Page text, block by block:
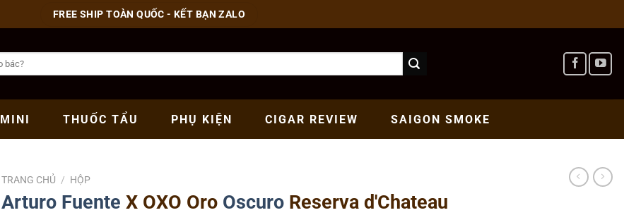
FREE SHIP TOÀN QUỐC - KẾT BẠN ZALO
MINI THUỐC TẨU PHỤ KIỆN CIGAR REVIEW SAIGON SMOKE
TRANG CHỦ / HỘP
Arturo Fuente X OXO Oro Oscuro Reserva d'Chateau